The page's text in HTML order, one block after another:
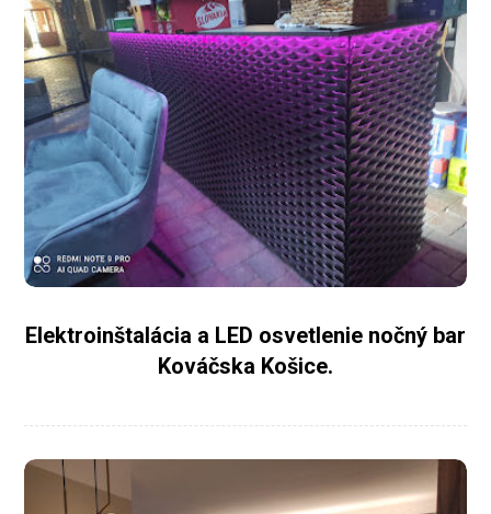
Elektroinštalácia a LED osvetlenie nočný bar
Kováčska Košice.